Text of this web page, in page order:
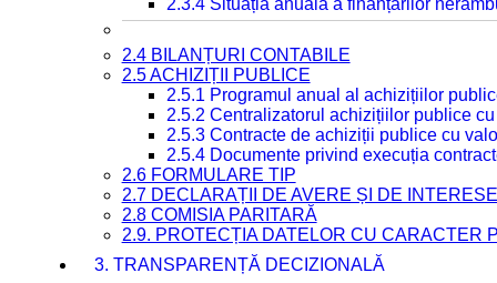
2.3.4 Situația anuală a finanțărilor
2.4 BILANȚURI CONTABILE
2.5 ACHIZIȚII PUBLICE
2.5.1 Programul anual al achizițiilor
2.5.2 Centralizatorul achizițiilor publice
2.5.3 Contracte de achiziții publice cu
2.5.4 Documente privind execuția
2.6 FORMULARE TIP
2.7 DECLARAȚII DE AVERE ȘI DE INTERESE
2.8 COMISIA PARITARĂ
2.9. PROTECȚIA DATELOR CU CARACTER
3. TRANSPARENȚĂ DECIZIONALĂ